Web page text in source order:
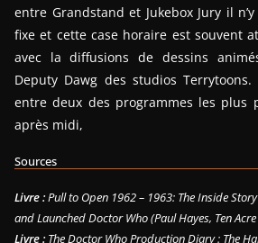
entre Grandstand et Jukebox Jury il
fixe et cette case horaire est souvent
avec la diffusions de dessins
Deputy Dawg des studios
entre deux des programmes les plus
après midi,
Sources
Livre :Pull to Open 1962 – 1963: The Inside
and Launched Doctor Who (Paul Hayes, Ten
Livre :The Doctor Who Production Diary : The